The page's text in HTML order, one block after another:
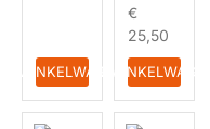
IN WINKELWAGEN HUISMERK
€
25,50
IN WINKELWAGEN